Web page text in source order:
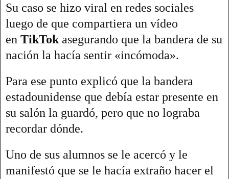
Su caso se hizo viral en redes sociales
luego de que compartiera un vídeo
en TikTokasegurando que la bandera de su
nación la hacía sentir «incómoda».
Para ese punto explicó que la bandera
estadounidense que debía estar presente en
su salón la guardó, pero que no lograba
recordar dónde.
Uno de sus alumnos se le acercó y le
manifestó que se le hacía extraño hacer el